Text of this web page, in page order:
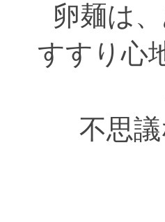
卵麺は
すすり心
不思